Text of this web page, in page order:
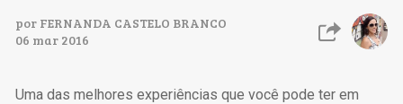
por FERNANDA CASTELO BRANCO
06 mar 2016
Uma das melhores experiências que você pode ter em